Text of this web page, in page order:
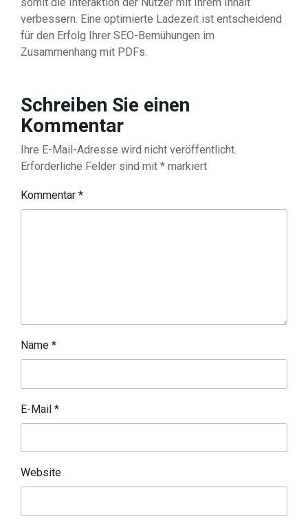
verbessern. Eine optimierte Ladezeit ist entscheidend
für den Erfolg Ihrer SEO-Bemühungen im
Zusammenhang mit PDFs.
Schreiben Sie einen
Kommentar
Ihre E-Mail-Adresse wird nicht veröffentlicht.
Erforderliche Felder sind mit * markiert
Kommentar *
Name *
E-Mail *
Website